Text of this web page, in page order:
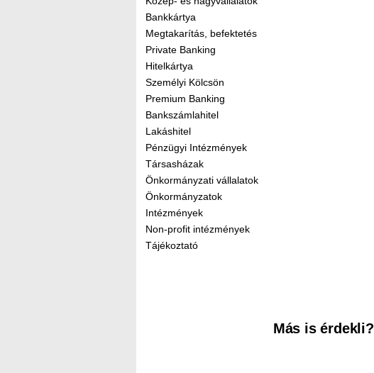
Bankkártya
Megtakarítás, befektetés
Private Banking
Hitelkártya
Személyi Kölcsön
Premium Banking
Bankszámlahitel
Lakáshitel
Pénzügyi Intézmények
Társasházak
Önkormányzati vállalatok
Önkormányzatok
Intézmények
Non-profit intézmények
Tájékoztató
Más is érdekli?